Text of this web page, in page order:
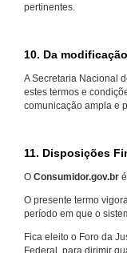
pertinentes.
10. Da
A Secretaria Nacional
estes termos e
comunicação ampla e
11. Disposições
O Consumidor.gov.br
O presente termo
período em que o
Fica eleito o Foro da
Federal, para dirimir